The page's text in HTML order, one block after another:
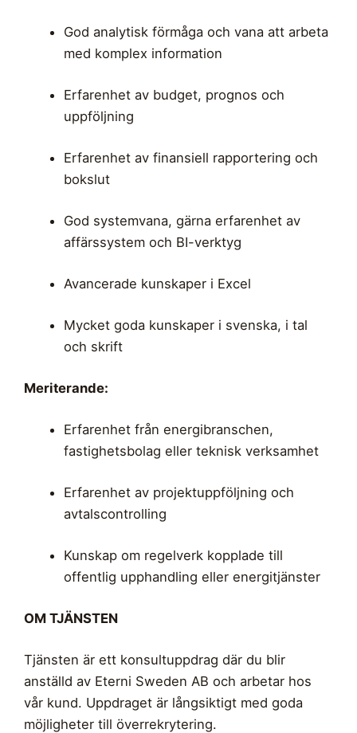
God analytisk förmåga och vana att arbeta
med komplex information
Erfarenhet av budget, prognos och
uppföljning
Erfarenhet av finansiell rapportering och
bokslut
God systemvana, gärna erfarenhet av
affärssystem och BI-verktyg
Avancerade kunskaper i Excel
Mycket goda kunskaper i svenska, i tal
och skrift
Meriterande:
Erfarenhet från energibranschen,
fastighetsbolag eller teknisk verksamhet
Erfarenhet av projektuppföljning och
avtalscontrolling
Kunskap om regelverk kopplade till
offentlig upphandling eller energitjänster
OM TJÄNSTEN
Tjänsten är ett konsultuppdrag där du blir
anställd av Eterni Sweden AB och arbetar hos
vår kund. Uppdraget är långsiktigt med goda
möjligheter till överrekrytering.